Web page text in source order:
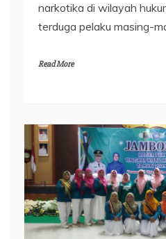
narkotika di wilayah
terduga pelaku masing-
Read More